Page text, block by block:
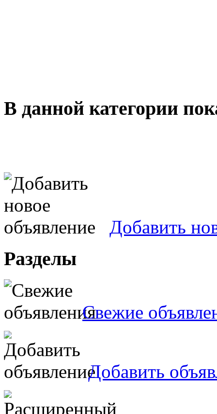
В данной категории
Добавить
Разделы
Свежие
Добавить